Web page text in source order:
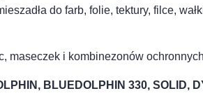
do farb, folie, tektury, filce,
maseczek i kombinezonów
BLUEDOLPHIN 330, SOLID,